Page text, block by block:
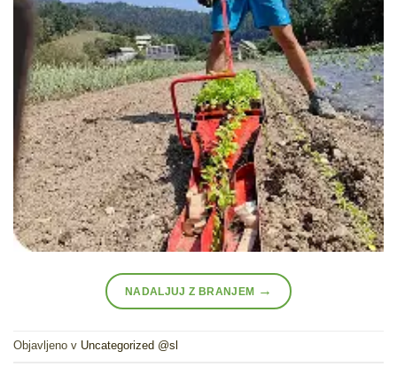
NADALJUJ Z BRANJEM →
Objavljeno v Uncategorized @sl